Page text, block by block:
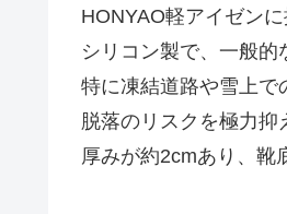
HONYAO軽アイゼン
シリコン製で、一般的
特に凍結道路や雪上
脱落のリスクを極力抑
厚みが約2cmあり、靴